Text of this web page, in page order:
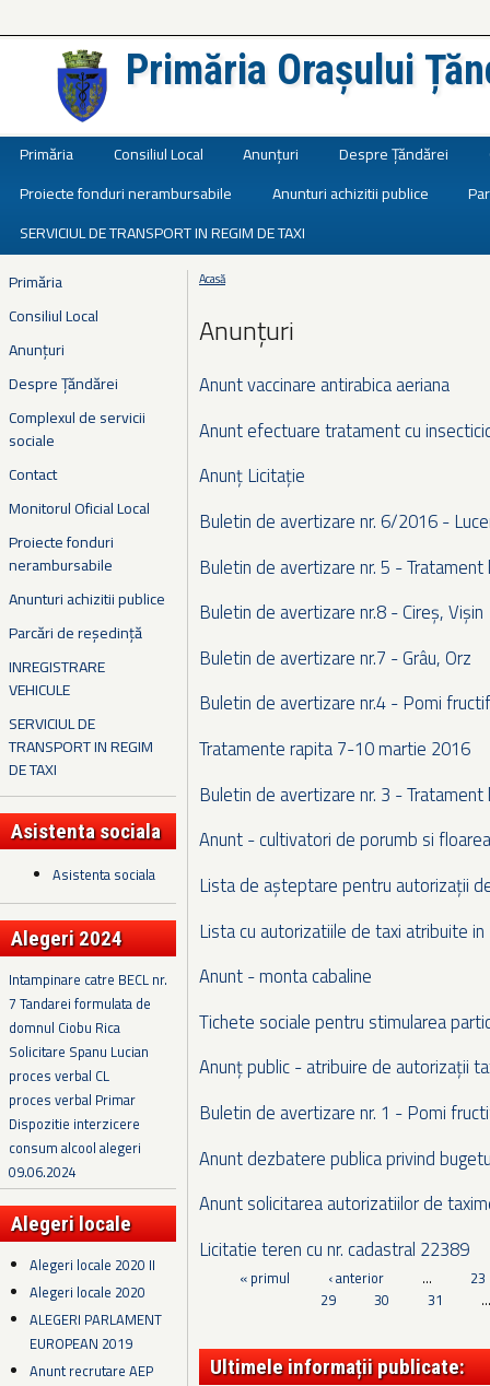
Primăria Orașului
Primăria Consiliul Local Anunțuri Despre Țăndărei
Proiecte fonduri nerambursabile
Anunturi achizitii publice
SERVICIUL DE TRANSPORT IN REGIM DE TAXI
Primăria
Consiliul Local
Anunțuri
Despre Țăndărei
Complexul de servicii
sociale
Contact
Monitorul Oficial Local
Proiecte fonduri
nerambursabile
Anunturi achizitii publice
Parcări de reședință
INREGISTRARE
VEHICULE
SERVICIUL DE
TRANSPORT IN REGIM
DE TAXI
Asistenta sociala
Asistenta sociala
Alegeri 2024
Intampinare catre BECL nr.
7 Tandarei formulata de
domnul Ciobu Rica
Solicitare Spanu Lucian
proces verbal CL
proces verbal Primar
Dispozitie interzicere
consum alcool alegeri
09.06.2024
Alegeri locale
Alegeri locale 2020 II
Alegeri locale 2020
ALEGERI PARLAMENT
EUROPEAN 2019
Anunt recrutare AEP
Eşti aici
Acasă
Anunțuri
Anunt vaccinare antirabica aeriana
Anunt efectuare tratament cu
Anunț Licitație
Buletin de avertizare nr. 6/2016 -
Buletin de avertizare nr. 5 - Tratament
Buletin de avertizare nr.8 - Cireș, Vișin
Buletin de avertizare nr.7 - Grâu, Orz
Buletin de avertizare nr.4 - Pomi
Tratamente rapita 7-10 martie 2016
Buletin de avertizare nr. 3 - Tratament
Anunt - cultivatori de porumb si
Lista de așteptare pentru autorizații
Lista cu autorizatiile de taxi atribuite
Anunt - monta cabaline
Tichete sociale pentru stimularea
Anunț public - atribuire de autorizații
Buletin de avertizare nr. 1 - Pomi
Anunt dezbatere publica privind
Anunt solicitarea autorizatiilor de
Licitatie teren cu nr. cadastral 22389
Pagini« primul ‹ anterior …
23
29
30 31 …
Ultimele informații publicate: